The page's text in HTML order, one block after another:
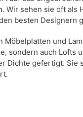
. Wir sehen sie oft als
besten Designern
Möbelplatten und
sondern auch Lofts
Dichte gefertigt. Sie